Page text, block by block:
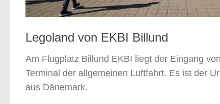
Legoland von EKBI Billund
Am Flugplatz Billund EKBI liegt der Eingang
Terminal der allgemeinen Luftfahrt. Es ist der
aus Dänemark.